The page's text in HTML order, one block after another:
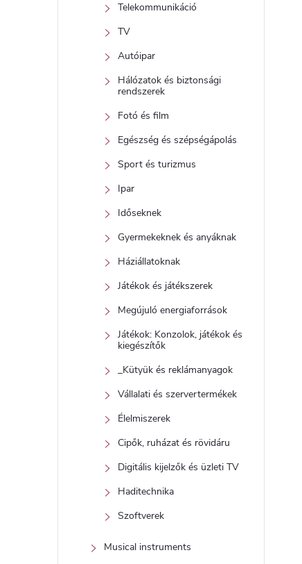
Telekommunikáció
TV
Autóipar
Hálózatok és biztonsági
rendszerek
Fotó és film
Egészség és szépségápolás
Sport és turizmus
Ipar
Időseknek
Gyermekeknek és anyáknak
Háziállatoknak
Játékok és játékszerek
Megújuló energiaforrások
Játékok: Konzolok, játékok és
kiegészítők
_Kütyük és reklámanyagok
Vállalati és szervertermékek
Élelmiszerek
Cipők, ruházat és rövidáru
Digitális kijelzők és üzleti TV
Haditechnika
Szoftverek
Musical instruments